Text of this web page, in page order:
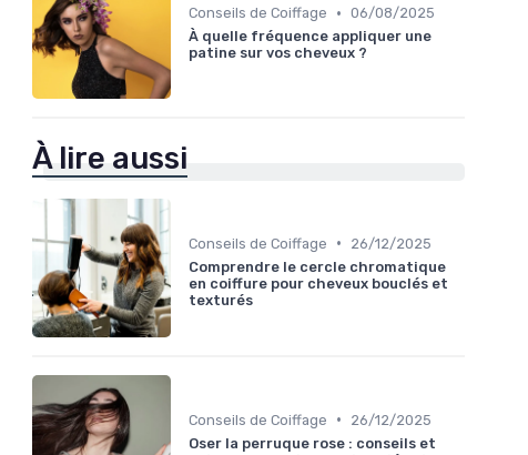
Conseils de Coiffage • 06/08/2025
À quelle fréquence appliquer une
patine sur vos cheveux ?
À lire aussi
Conseils de Coiffage •
26/12/2025
Comprendre le cercle chromatique
en coiffure pour cheveux bouclés et
texturés
Conseils de Coiffage •
26/12/2025
Oser la perruque rose : conseils et